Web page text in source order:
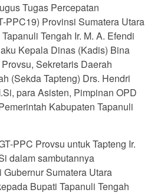
Tugas Percepatan
PPC19) Provinsi Sumatera Utara
Tengah Ir. M. A. Efendi
Kepala Dinas (Kadis) Bina
Sekretaris Daerah
(Sekda Tapteng) Drs. Hendri
para Asisten, Pimpinan OPD
Kabupaten Tapanuli
PPC Provsu untuk Tapteng Ir.
dalam sambutannya
Sumatera Utara
Bupati Tapanuli Tengah